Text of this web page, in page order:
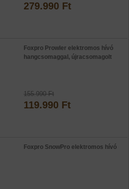
279.990 Ft
Foxpro Prowler elektromos hívó
hangcsomaggal, újracsomagolt
155.990 Ft
119.990 Ft
Foxpro SnowPro elektromos hívó